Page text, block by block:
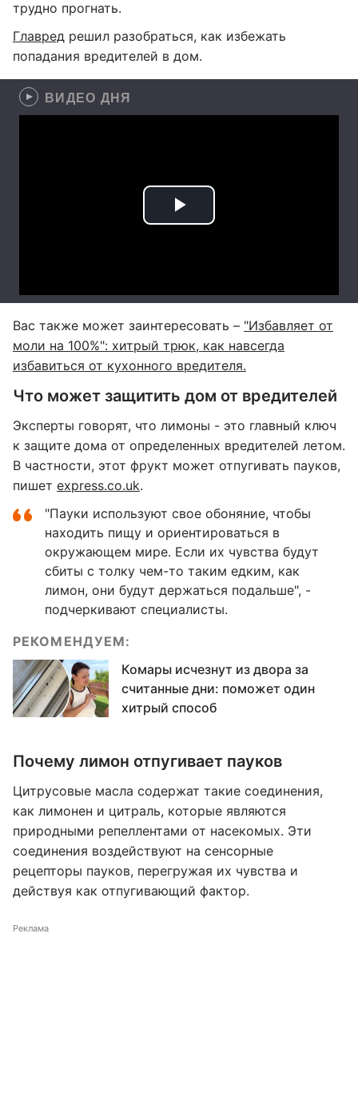
трудно прогнать.
Главред решил разобраться, как избежать
попадания вредителей в дом.
ВИДЕО ДНЯ
Вас также может заинтересовать – "Избавляет от
моли на 100%": хитрый трюк, как навсегда
избавиться от кухонного вредителя.
Что может защитить дом от вредителей
Эксперты говорят, что лимоны - это главный ключ
к защите дома от определенных вредителей летом.
В частности, этот фрукт может отпугивать пауков,
пишет express.co.uk.
"Пауки используют свое обоняние, чтобы
находить пищу и ориентироваться в
окружающем мире. Если их чувства будут
сбиты с толку чем-то таким едким, как
лимон, они будут держаться подальше", -
подчеркивают специалисты.
РЕКОМЕНДУЕМ:
Комары исчезнут из двора за
считанные дни: поможет один
хитрый способ
Почему лимон отпугивает пауков
Цитрусовые масла содержат такие соединения,
как лимонен и цитраль, которые являются
природными репеллентами от насекомых. Эти
соединения воздействуют на сенсорные
рецепторы пауков, перегружая их чувства и
действуя как отпугивающий фактор.
Реклама